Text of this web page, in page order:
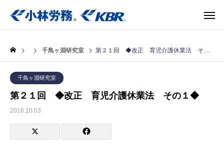
千鳥ヶ淵研究室 第２１回 ◆改正 育児介護休業法 その１◆
千鳥ヶ淵研究室
第２１回 ◆改正 育児介護休業法 その１◆
2016.10.03